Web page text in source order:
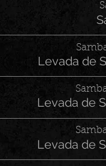
Levada de
Levada de
Levada de